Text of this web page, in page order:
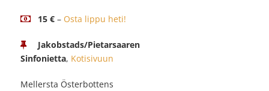
15 € – Osta lippu heti!
Jakobstads/Pietarsaaren
Sinfonietta, Kotisivuun
Mellersta Österbottens